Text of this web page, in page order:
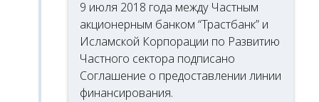
9 июля 2018 года между Частным
акционерным банком “Трастбанк” и
Исламской Корпорации по Развитию
Частного сектора подписано
Соглашение о предоставлении линии
финансирования.